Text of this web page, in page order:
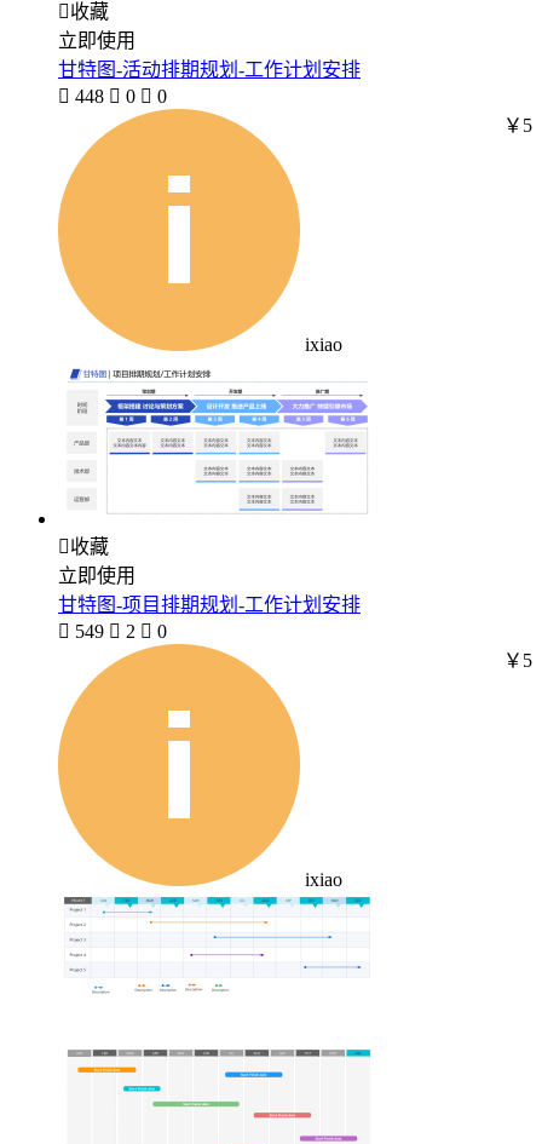
收藏
立即使用
甘特图-活动排期规划-工作计划安排
 448  0  0
ixiao
￥5
收藏
立即使用
甘特图-项目排期规划-工作计划安排
 549  2  0
ixiao
￥5